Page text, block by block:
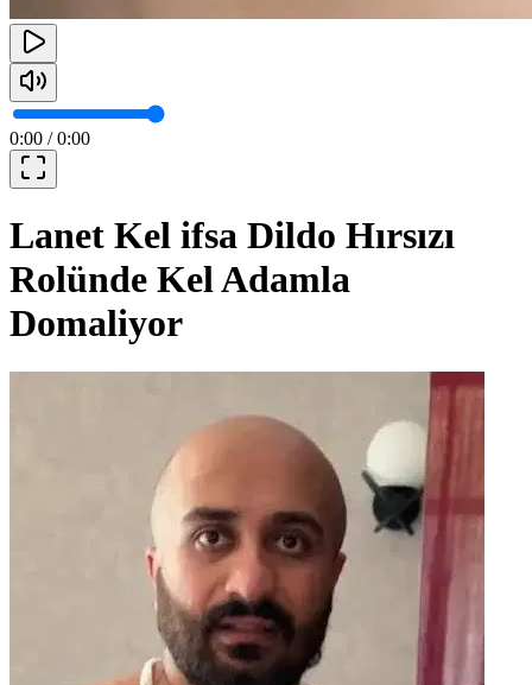
0:00 /0:00
Lanet Kel ifsa Dildo Hırsızı
Rolünde Kel Adamla
Domaliyor